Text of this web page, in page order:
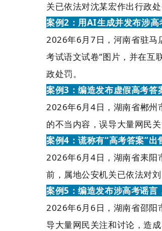
关已依法对沈某宏作出行政处
案例2：用AI生成并发布涉
2026年6月7日，河南省驻马
考试语文试卷”图片，并在互
政处罚。
案例3：编造发布虚假高考答
2026年6月4日，湖南省郴州
的不当内容，误导大量网民
案例4：谎称有“高考答案”出
2026年6月4日，湖南省耒阳
前，属地公安机关已依法对刘
案例5：编造发布涉高考谣言
2026年6月6日，湖南省邵阳
导大量网民关注和讨论，造